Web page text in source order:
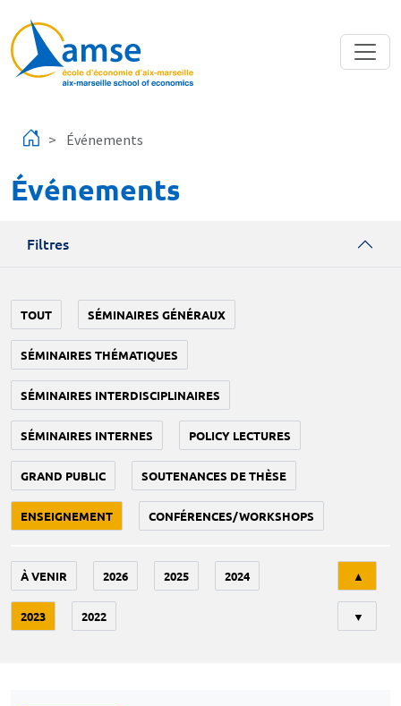
Événements
Événements
Filtres
TOUT SÉMINAIRES GÉNÉRAUX
SÉMINAIRES THÉMATIQUES
SÉMINAIRES INTERDISCIPLINAIRES
SÉMINAIRES INTERNES POLICY LECTURES
GRAND PUBLIC SOUTENANCES DE THÈSE
ENSEIGNEMENT CONFÉRENCES/WORKSHOPS
À VENIR 2026 2025 2024
2023 2022
▲
▼